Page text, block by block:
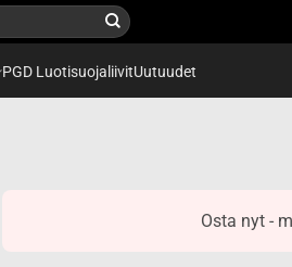
PGD LuotisuojaliivitUutuudet
Osta nyt -